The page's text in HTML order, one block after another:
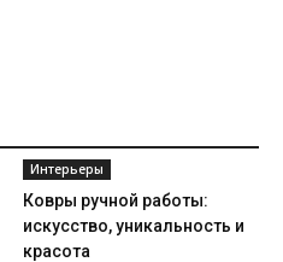
Интерьеры
Ковры ручной работы:
искусство, уникальность и
красота